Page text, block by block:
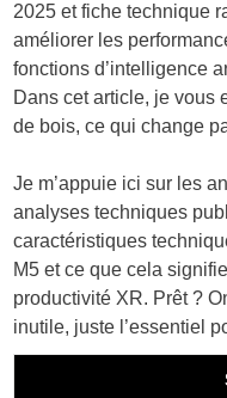
2025 et fiche technique
améliorer les
fonctions d’intelligence
Dans cet article, je vous
de bois, ce qui change
Je m’appuie ici sur les
analyses techniques
caractéristiques
M5 et ce que cela
productivité XR. Prêt ?
inutile, juste l’essentiel